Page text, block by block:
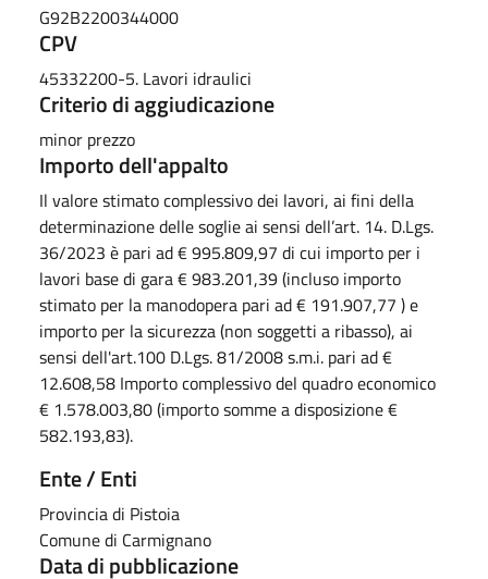
G92B2200344000
CPV
45332200-5. Lavori idraulici
Criterio di aggiudicazione
minor prezzo
Importo dell'appalto
Il valore stimato complessivo dei lavori, ai fini della
determinazione delle soglie ai sensi dell’art. 14. D.Lgs.
36/2023 è pari ad € 995.809,97 di cui importo per i
lavori base di gara € 983.201,39 (incluso importo
stimato per la manodopera pari ad € 191.907,77 ) e
importo per la sicurezza (non soggetti a ribasso), ai
sensi dell'art.100 D.Lgs. 81/2008 s.m.i. pari ad €
12.608,58 Importo complessivo del quadro economico
€ 1.578.003,80 (importo somme a disposizione €
582.193,83).
Ente / Enti
Provincia di Pistoia
Comune di Carmignano
Data di pubblicazione